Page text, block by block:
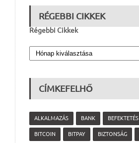
RÉGEBBI CIKKEK
Régebbi Cikkek
CÍMKEFELHŐ
ALKALMAZÁS BANK BEFEKTETÉS
BITCOIN BITPAY BIZTONSÁG